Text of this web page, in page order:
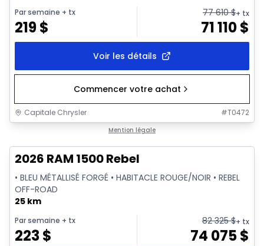
Par semaine + tx
219$
77 610$+ tx
71 110$
Voir les détails
Commencer votre achat
Capitale Chrysler #T0472
Mention légale
2026 RAM 1500 Rebel
• BLEU MÉTALLISÉ FORGÉ • HABITACLE ROUGE/NOIR • REBEL
OFF-ROAD
25 km
Par semaine + tx
223$
82 325$+ tx
74 075$